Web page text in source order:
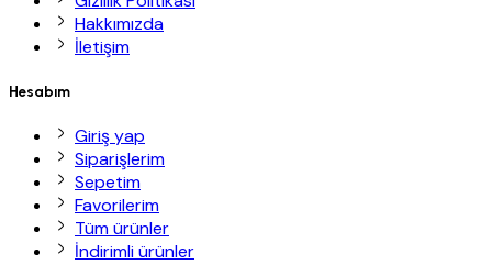
Hakkımızda
İletişim
Hesabım
Giriş yap
Siparişlerim
Sepetim
Favorilerim
Tüm ürünler
İndirimli ürünler